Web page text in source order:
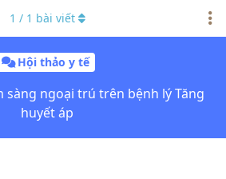
Hội thảo y tế
sàng ngoại trú trên bệnh lý Tăng
huyết áp
1 / 1 bài viết